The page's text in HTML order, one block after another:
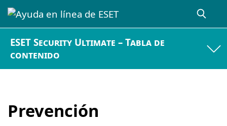
ESET Security Ultimate – Tabla de
contenido
Prevención